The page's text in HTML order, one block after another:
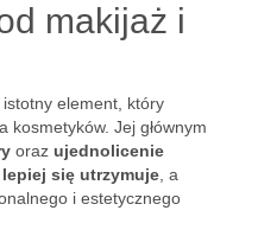
makijaż i
element, który
kosmetyków. Jej głównym
oraz ujednolicenie
lepiej się utrzymuje , a
i estetycznego